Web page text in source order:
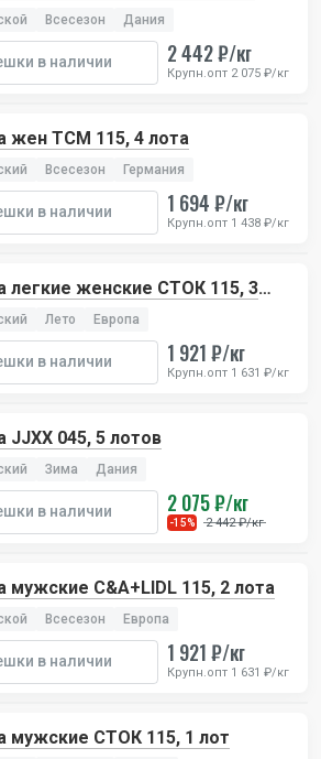
Всесезон Дания
в наличии 2 442 ₽/кг
Крупн.опт 2 075 ₽/кг
TCM 115, 4 лота
Всесезон Германия
в наличии 1 694 ₽/кг
Крупн.опт 1 438 ₽/кг
женские СТОК 115, 3
Лето Европа
в наличии 1 921 ₽/кг
Крупн.опт 1 631 ₽/кг
045, 5 лотов
Зима Дания
в наличии 2 075 ₽/кг
-15% 2 442 ₽/кг
C&A+LIDL 115, 2 лота
Всесезон Европа
в наличии 1 921 ₽/кг
Крупн.опт 1 631 ₽/кг
мужские СТОК 115, 1 лот